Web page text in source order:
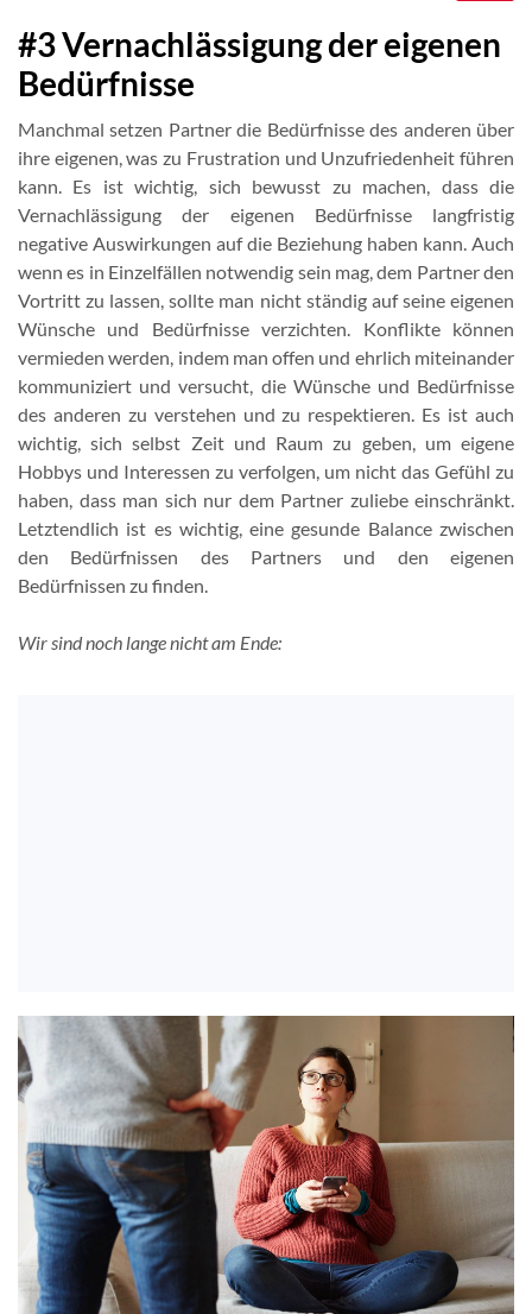
#3 Vernachlässigung der eigenen
Bedürfnisse
Manchmal setzen Partner die Bedürfnisse des anderen über
ihre eigenen, was zu Frustration und Unzufriedenheit führen
kann. Es ist wichtig, sich bewusst zu machen, dass die
Vernachlässigung der eigenen Bedürfnisse langfristig
negative Auswirkungen auf die Beziehung haben kann. Auch
wenn es in Einzelfällen notwendig sein mag, dem Partner den
Vortritt zu lassen, sollte man nicht ständig auf seine eigenen
Wünsche und Bedürfnisse verzichten. Konflikte können
vermieden werden, indem man offen und ehrlich miteinander
kommuniziert und versucht, die Wünsche und Bedürfnisse
des anderen zu verstehen und zu respektieren. Es ist auch
wichtig, sich selbst Zeit und Raum zu geben, um eigene
Hobbys und Interessen zu verfolgen, um nicht das Gefühl zu
haben, dass man sich nur dem Partner zuliebe einschränkt.
Letztendlich ist es wichtig, eine gesunde Balance zwischen
den Bedürfnissen des Partners und den eigenen
Bedürfnissen zu finden.
Wir sind noch lange nicht am Ende: